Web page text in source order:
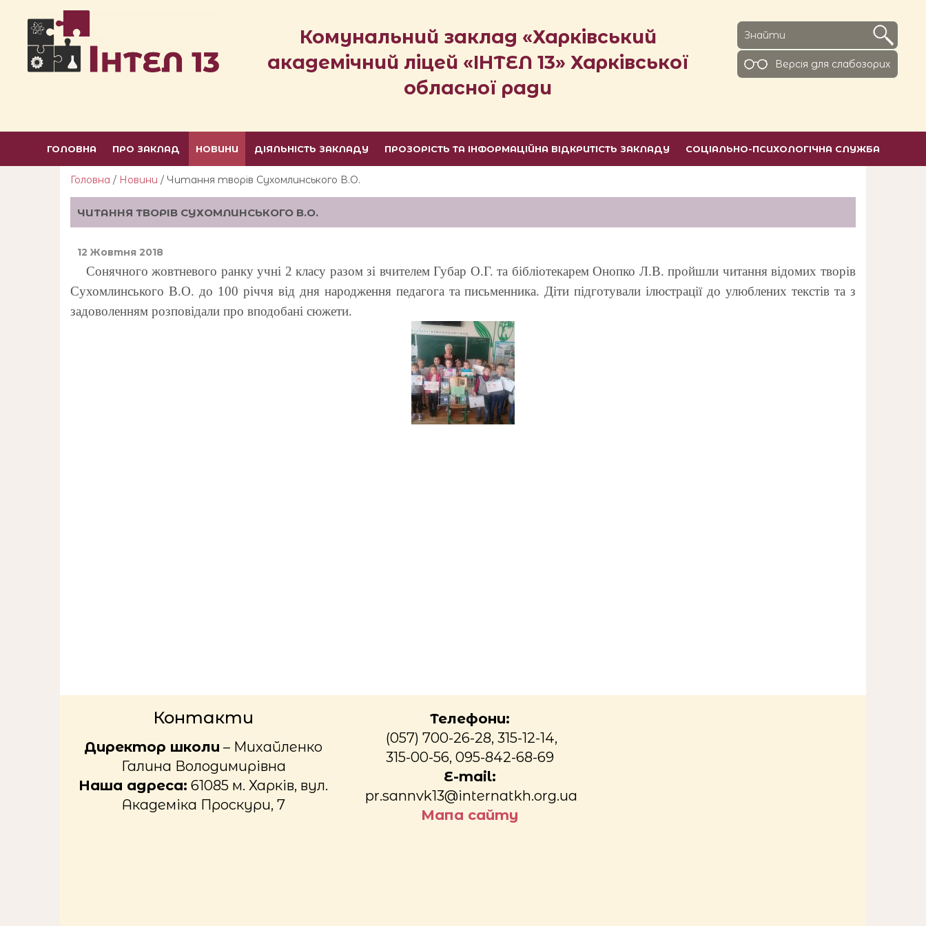
Комунальний заклад «Харківський
академічний ліцей «ІНТЕЛ 13» Харківської
обласної ради
Версiя для слабозорих
ГОЛОВНА ПРО ЗАКЛАД НОВИНИ ДІЯЛЬНІСТЬ ЗАКЛАДУ ПРОЗОРІСТЬ ТА ІНФОРМАЦІЙНА ВІДКРИТІСТЬ ЗАКЛАДУ СОЦІАЛЬНО-ПСИХОЛОГІЧНА СЛУЖБА
Головна / Новини / Читання творів Сухомлинського В.О.
ЧИТАННЯ ТВОРІВ СУХОМЛИНСЬКОГО В.О.
12 Жовтня 2018
Сонячного жовтневого ранку учні 2 класу разом зі вчителем Губар О.Г. та бібліотекарем Онопко Л.В. пройшли читання відомих творів
Сухомлинського В.О. до 100 річчя від дня народження педагога та письменника. Діти підготували ілюстрації до улюблених текстів та з
задоволенням розповідали про вподобані сюжети.
Контакти
Директор школи – Михайленко
Галина Володимирівна
Наша адреса: 61085 м. Харків, вул.
Академіка Проскури, 7
Телефони:
(057) 700-26-28, 315-12-14,
315-00-56, 095-842-68-69
E-mail:
pr.sannvk13@internatkh.org.ua
Мапа сайту